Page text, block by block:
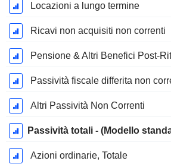
Locazioni a lungo termine
Ricavi non acquisiti non correnti
Pensione & Altri Benefici Post-
Passività fiscale differita non
Altri Passività Non Correnti
Passività totali - (Modello
Azioni ordinarie, Totale